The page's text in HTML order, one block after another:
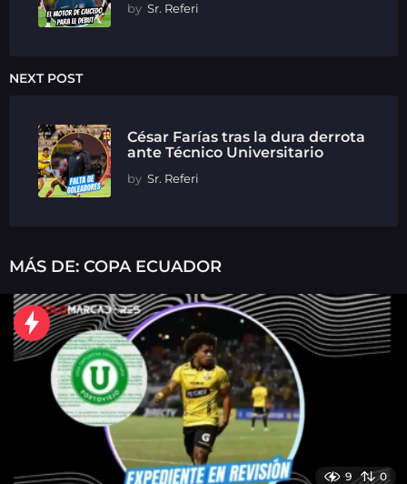
by Sr. Referi
NEXT POST
César Farías tras la dura derrota
ante Técnico Universitario
by Sr. Referi
MÁS DE: COPA ECUADOR
9 0